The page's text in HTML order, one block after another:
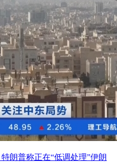
朗普称正在“低调处理”伊朗